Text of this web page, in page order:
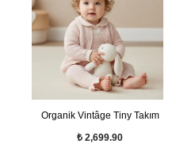
Organik Vintâge Tiny Takım
₺ 2,699.90